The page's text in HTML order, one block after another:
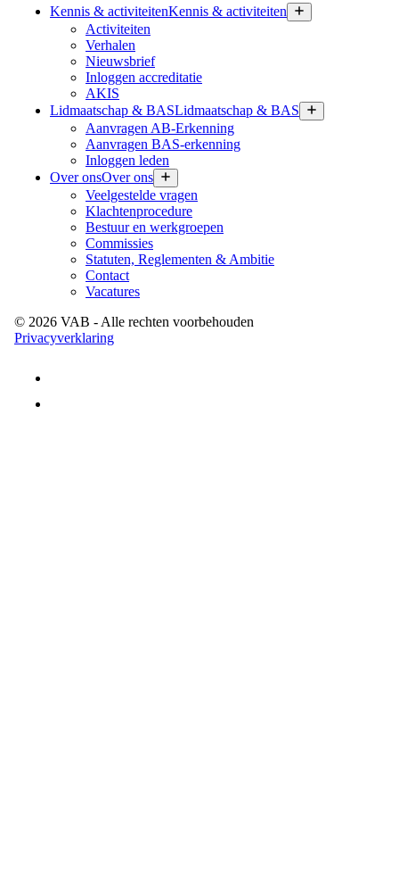
Kennis & activiteitenKennis & activiteiten
Activiteiten
Verhalen
Nieuwsbrief
Inloggen accreditatie
AKIS
Lidmaatschap & BASLidmaatschap & BAS
Aanvragen AB-Erkenning
Aanvragen BAS-erkenning
Inloggen leden
Over onsOver ons
Veelgestelde vragen
Klachtenprocedure
Bestuur en werkgroepen
Commissies
Statuten, Reglementen & Ambitie
Contact
Vacatures
© 2026 VAB - Alle rechten voorbehouden
Privacyverklaring